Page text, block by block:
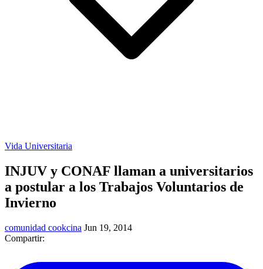
Vida Universitaria
INJUV y CONAF llaman a universitarios
a postular a los Trabajos Voluntarios de
Invierno
comunidad cookcina Jun 19, 2014
Compartir: